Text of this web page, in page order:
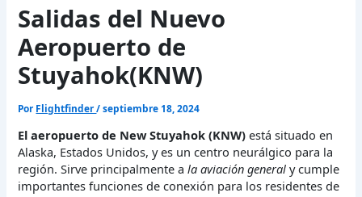
Salidas del Nuevo
Aeropuerto de
Stuyahok(KNW)
Por Flightfinder/septiembre 18, 2024
El aeropuerto de New Stuyahok (KNW) está situado en
Alaska, Estados Unidos, y es un centro neurálgico para la
región. Sirve principalmente ala aviación general y cumple
importantes funciones de conexión para los residentes de